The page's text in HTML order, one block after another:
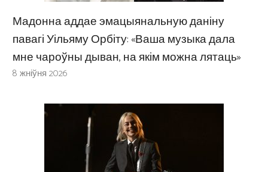
Мадонна аддае эмацыянальную даніну
павагі Уільяму Орбіту: «Ваша музыка дала
мне чароўны дыван, на якім можна лятаць»
8 жніўня 2026